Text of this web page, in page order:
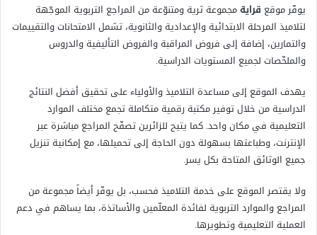
يوفّر موقع قرايةمجموعة ثرية ومتنوّعة من المراجع التربوية الموجّهة
لتلاميذ المرحلة الابتدائية والإعدادية والثانوية، تشمل الامتحانات والتقييمات
والتمارين، إضافة إلى فروض المراقبة والفروض التأليفية والدروس
والملخّصات لجميع المستويات الدراسية.
يهدف الموقع إلى مساعدة التلاميذ والأولياء على تحقيق أفضل النتائج
الدراسية من خلال توفير مكتبة رقمية متكاملة تجمع مختلف الموارد
التعليمية في مكان واحد. كما يتيح للزائرين تصفّح المراجع مباشرة عبر
الإنترنت، وطباعتها بسهولة دون الحاجة إلى تحميلها، مع إمكانية تنزيل
جميع الوثائق المتاحة بكل يسر.
ولا يقتصر الموقع على خدمة التلاميذ فحسب، بل يوفّر أيضاً مجموعة من
المراجع والموارد التربوية لفائدة المعلّمين والأساتذة، بما يساهم في دعم
العملية التعليمية وتطويرها.